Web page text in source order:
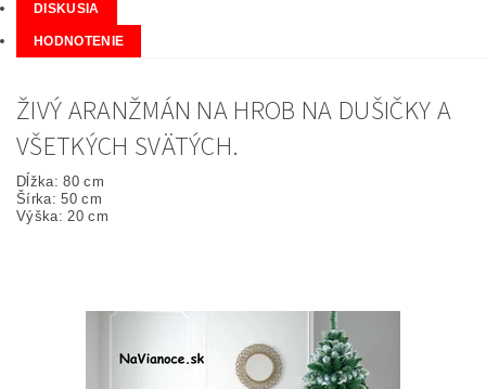
DISKUSIA
HODNOTENIE
ŽIVÝ ARANŽMÁN NA HROB NA DUŠIČKY A
VŠETKÝCH SVÄTÝCH.
Dĺžka: 80 cm
Šírka: 50 cm
Výška: 20 cm